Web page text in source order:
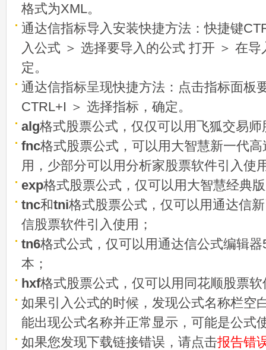
格式为XML。
通达信指标导入安装快捷方法：快捷键
入公式 ＞ 选择要导入的公式 打开 ＞ 在
定。
通达信指标呈现快捷方法：点击指标面板
CTRL+I ＞ 选择指标，确定。
alg格式股票公式，仅仅可以用飞狐交易
fnc格式股票公式，可以用大智慧新一代
用，少部分可以用分析家股票软件引入使
exp格式股票公式，仅可以用大智慧经典
tnc和tni格式股票公式，仅可以用通达信
信股票软件引入使用；
tn6格式公式，仅可以用通达信公式编辑
本；
hxf格式股票公式，仅可以用同花顺股票
如果引入公式的时候，发现公式名称栏空
能出现公式名称并正常显示，可能是公式
如果您发现下载链接错误，请点击报告错